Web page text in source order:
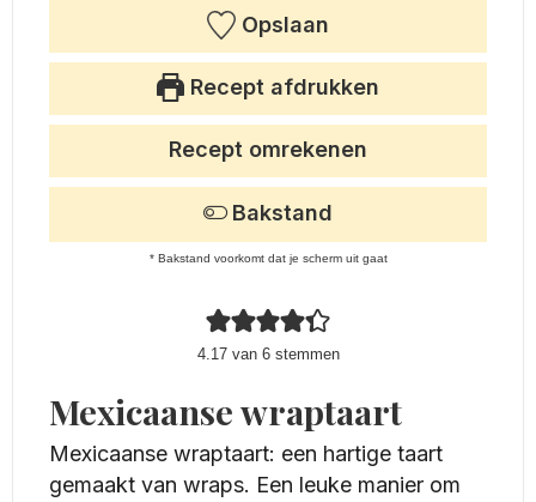
Opslaan
Recept afdrukken
4.17van 6stemmen
Recept omrekenen
Bakstand
* Bakstand voorkomt dat je scherm uit gaat
Mexicaanse wraptaart
Mexicaanse wraptaart: een hartige taart
gemaakt van wraps. Een leuke manier om